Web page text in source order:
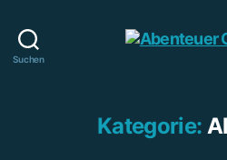
Suchen
Kategorie: